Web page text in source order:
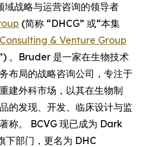
战略与运营咨询的领导者
(简称 “DHCG” 或“本集
& Venture Group
。Bruder 是一家在生物技术
布局的战略咨询公司，专注于
建外科市场，以其在生物制
的发现、开发、临床设计与监
称。 BCVG 现已成为 Dark
下部门，更名为 DHC